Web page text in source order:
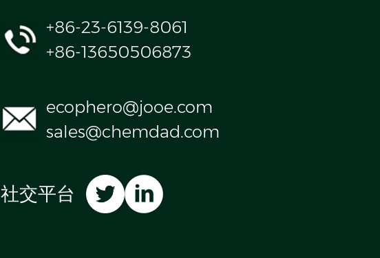
+86-23-6139-8061
+86-13650506873
ecophero@jooe.com
sales@chemdad.com
社交平台